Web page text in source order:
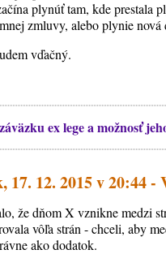
plynúť tam, kde prestala
zmluvy, alebo plynie
vďačný.
ex lege a možnosť
12. 2015 v 20:44
že dňom X vznikne medzi
vôľa strán - chceli, aby
ako dodatok.